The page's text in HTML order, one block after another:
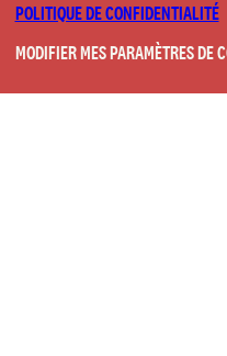
POLITIQUE DE CONFIDENTIALITÉ
MODIFIER MES PARAMÈTRES DE